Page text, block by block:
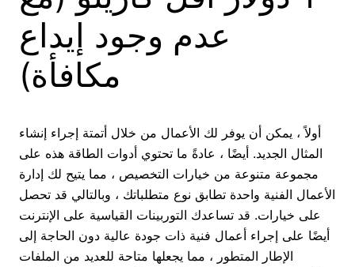
عدم وجود إيداع
مكافأة)
أولاً ، يمكن أن يوفر لك الأعمال من خلال أتمتة إجراء إنشاء
المثال الجديد. أيضًا ، عادةً ما تحتوي أدوات الطاقة هذه على
مجموعة متنوعة من خيارات التخصيص ، مما يتيح لك إدارة
الأعمال الفنية واحدة تطابق نوع متطلباتك ، وبالتالي قد تحصل
على خيارات. قد تساعدك التوربينات القياسية على الإنترنت
أيضًا على إجراء أعمال فنية ذات جودة عالية دون الحاجة إلى
الإطار المتطور ، مما يجعلها متاحة للعديد من الملفات